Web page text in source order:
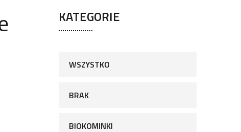
KATEGORIE
WSZYSTKO
BRAK
BIOKOMINKI